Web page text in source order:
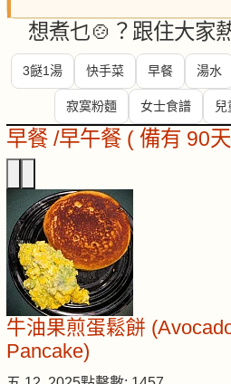
想煮乜🍲？跟住大家
3餸1湯 快手菜 早餐 湯水
寂寞粉麵 女士食譜
早餐 /早午餐 ( 備有 90
牛油果煎蛋鬆餅
Pancake)